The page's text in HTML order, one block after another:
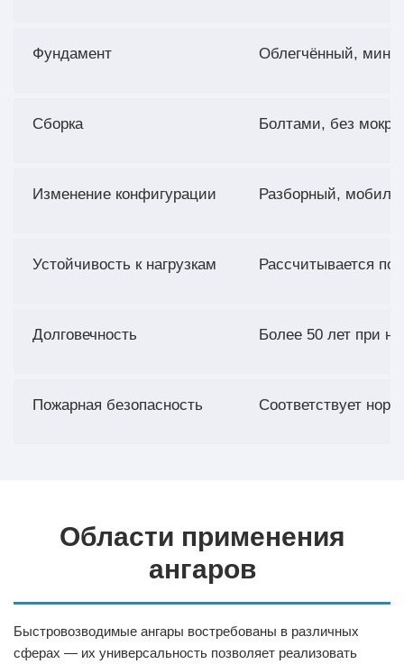
Фундамент Облегчённый,
Сборка Болтами, без
Изменение конфигурации Разборный,
Устойчивость к нагрузкам Рассчитывается
Долговечность Более 50 лет при
Пожарная безопасность Соответствует
Области применения
ангаров
Быстровозводимые ангары востребованы в различных
сферах — их универсальность позволяет реализовать